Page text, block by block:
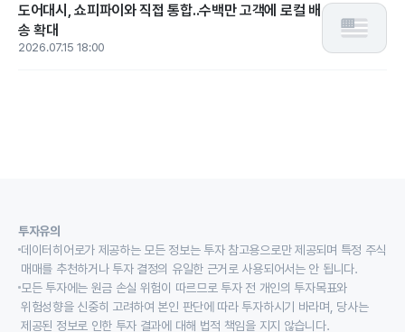
도어대시, 쇼피파이와 직접 통합..수백만 고객에 로컬 배
송 확대
2026.07.15 18:00
투자유의
데이터히어로가 제공하는 모든 정보는 투자 참고용으로만 제공되며 특정 주식
매매를 추천하거나 투자 결정의 유일한 근거로 사용되어서는 안 됩니다.
모든 투자에는 원금 손실 위험이 따르므로 투자 전 개인의 투자목표와
위험성향을 신중히 고려하여 본인 판단에 따라 투자하시기 바라며, 당사는
제공된 정보로 인한 투자 결과에 대해 법적 책임을 지지 않습니다.